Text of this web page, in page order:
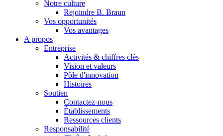
Notre culture
Rejoindre B. Braun
Vos opportunités
Vos avantages
A propos
Entreprise
Activités & chiffres clés
Vision et valeurs
Pôle d'innovation
Histoires
Soutien
Contactez-nous
Établissements
Ressources clients
Responsabilité